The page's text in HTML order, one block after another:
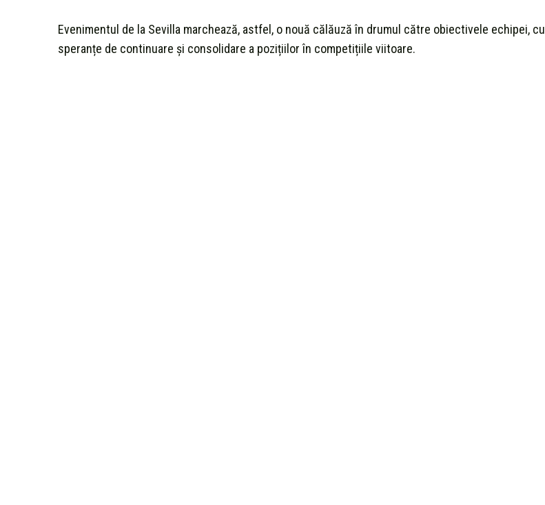
Evenimentul de la Sevilla marchează, astfel, o nouă călăuză în drumul către obiectivele echipei, cu
speranțe de continuare și consolidare a pozițiilor în competițiile viitoare.